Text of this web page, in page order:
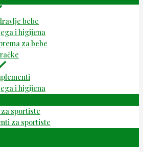
bebe
i higijena
za bebe
i higijena
sportiste
za sportiste